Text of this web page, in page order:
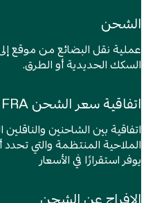
Contact us
الشحن
عملية نقل البضائع من موقع إلى
السكك الحديدية أو الطرق.
اتفاقية سعر الشحن FRA
اتفاقية بين الشاحنين
الملاحية المنتظمة والتي تحدد
يوفر استقرارًا في الأسعار